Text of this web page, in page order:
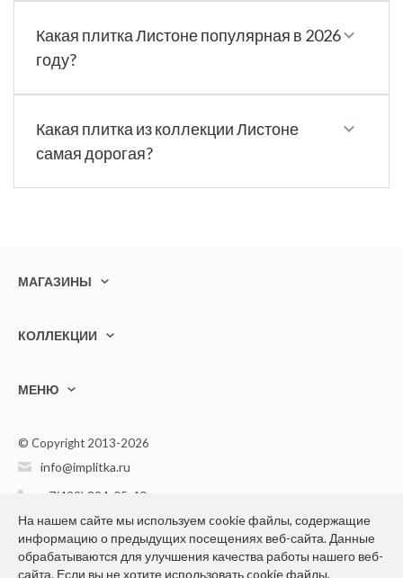
Какая плитка Листоне популярная в 2026
году?
Какая плитка из коллекции Листоне
самая дорогая?
МАГАЗИНЫ
КОЛЛЕКЦИИ
МЕНЮ
© Copyright 2013-2026
info@implitka.ru
+7(499) 394-05-40
На нашем сайте мы используем cookie файлы, содержащие
информацию о предыдущих посещениях веб-сайта. Данные
обрабатываются для улучшения качества работы нашего веб-
сайта. Если вы не хотите использовать cookie файлы,